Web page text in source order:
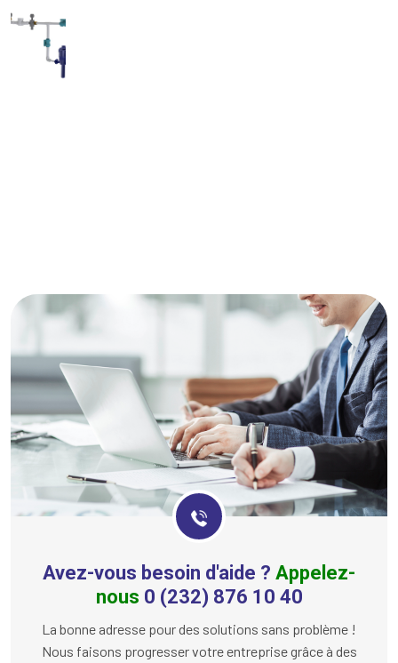
Avez-vous besoin d'aide ? Appelez-
nous 0 (232) 876 10 40
La bonne adresse pour des solutions sans problème !
Nous faisons progresser votre entreprise grâce à des